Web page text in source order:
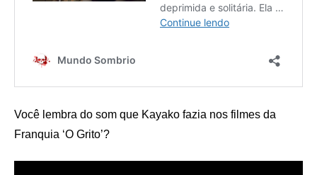
Você lembra do som que Kayako fazia nos filmes da
Franquia ‘O Grito’?